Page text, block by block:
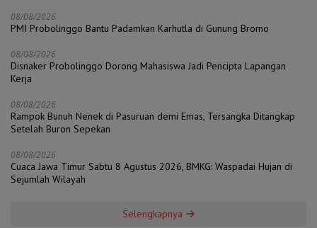
08/08/2026
PMI Probolinggo Bantu Padamkan Karhutla di Gunung Bromo
08/08/2026
Disnaker Probolinggo Dorong Mahasiswa Jadi Pencipta Lapangan
Kerja
08/08/2026
Rampok Bunuh Nenek di Pasuruan demi Emas, Tersangka Ditangkap
Setelah Buron Sepekan
08/08/2026
Cuaca Jawa Timur Sabtu 8 Agustus 2026, BMKG: Waspadai Hujan di
Sejumlah Wilayah
Selengkapnya